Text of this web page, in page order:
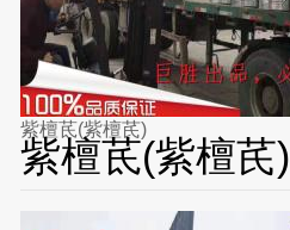
紫檀茋(紫檀芪)
紫檀茋(紫檀芪)